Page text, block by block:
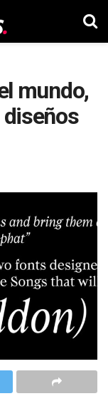
mundo,